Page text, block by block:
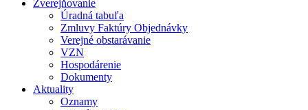
Zverejňovanie
Úradná tabuľa
Zmluvy Faktúry Objednávky
Verejné obstarávanie
VZN
Hospodárenie
Dokumenty
Aktuality
Oznamy